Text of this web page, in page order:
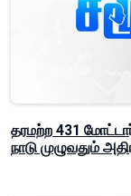
தரமற்ற 431
நாடு முழுவதும்